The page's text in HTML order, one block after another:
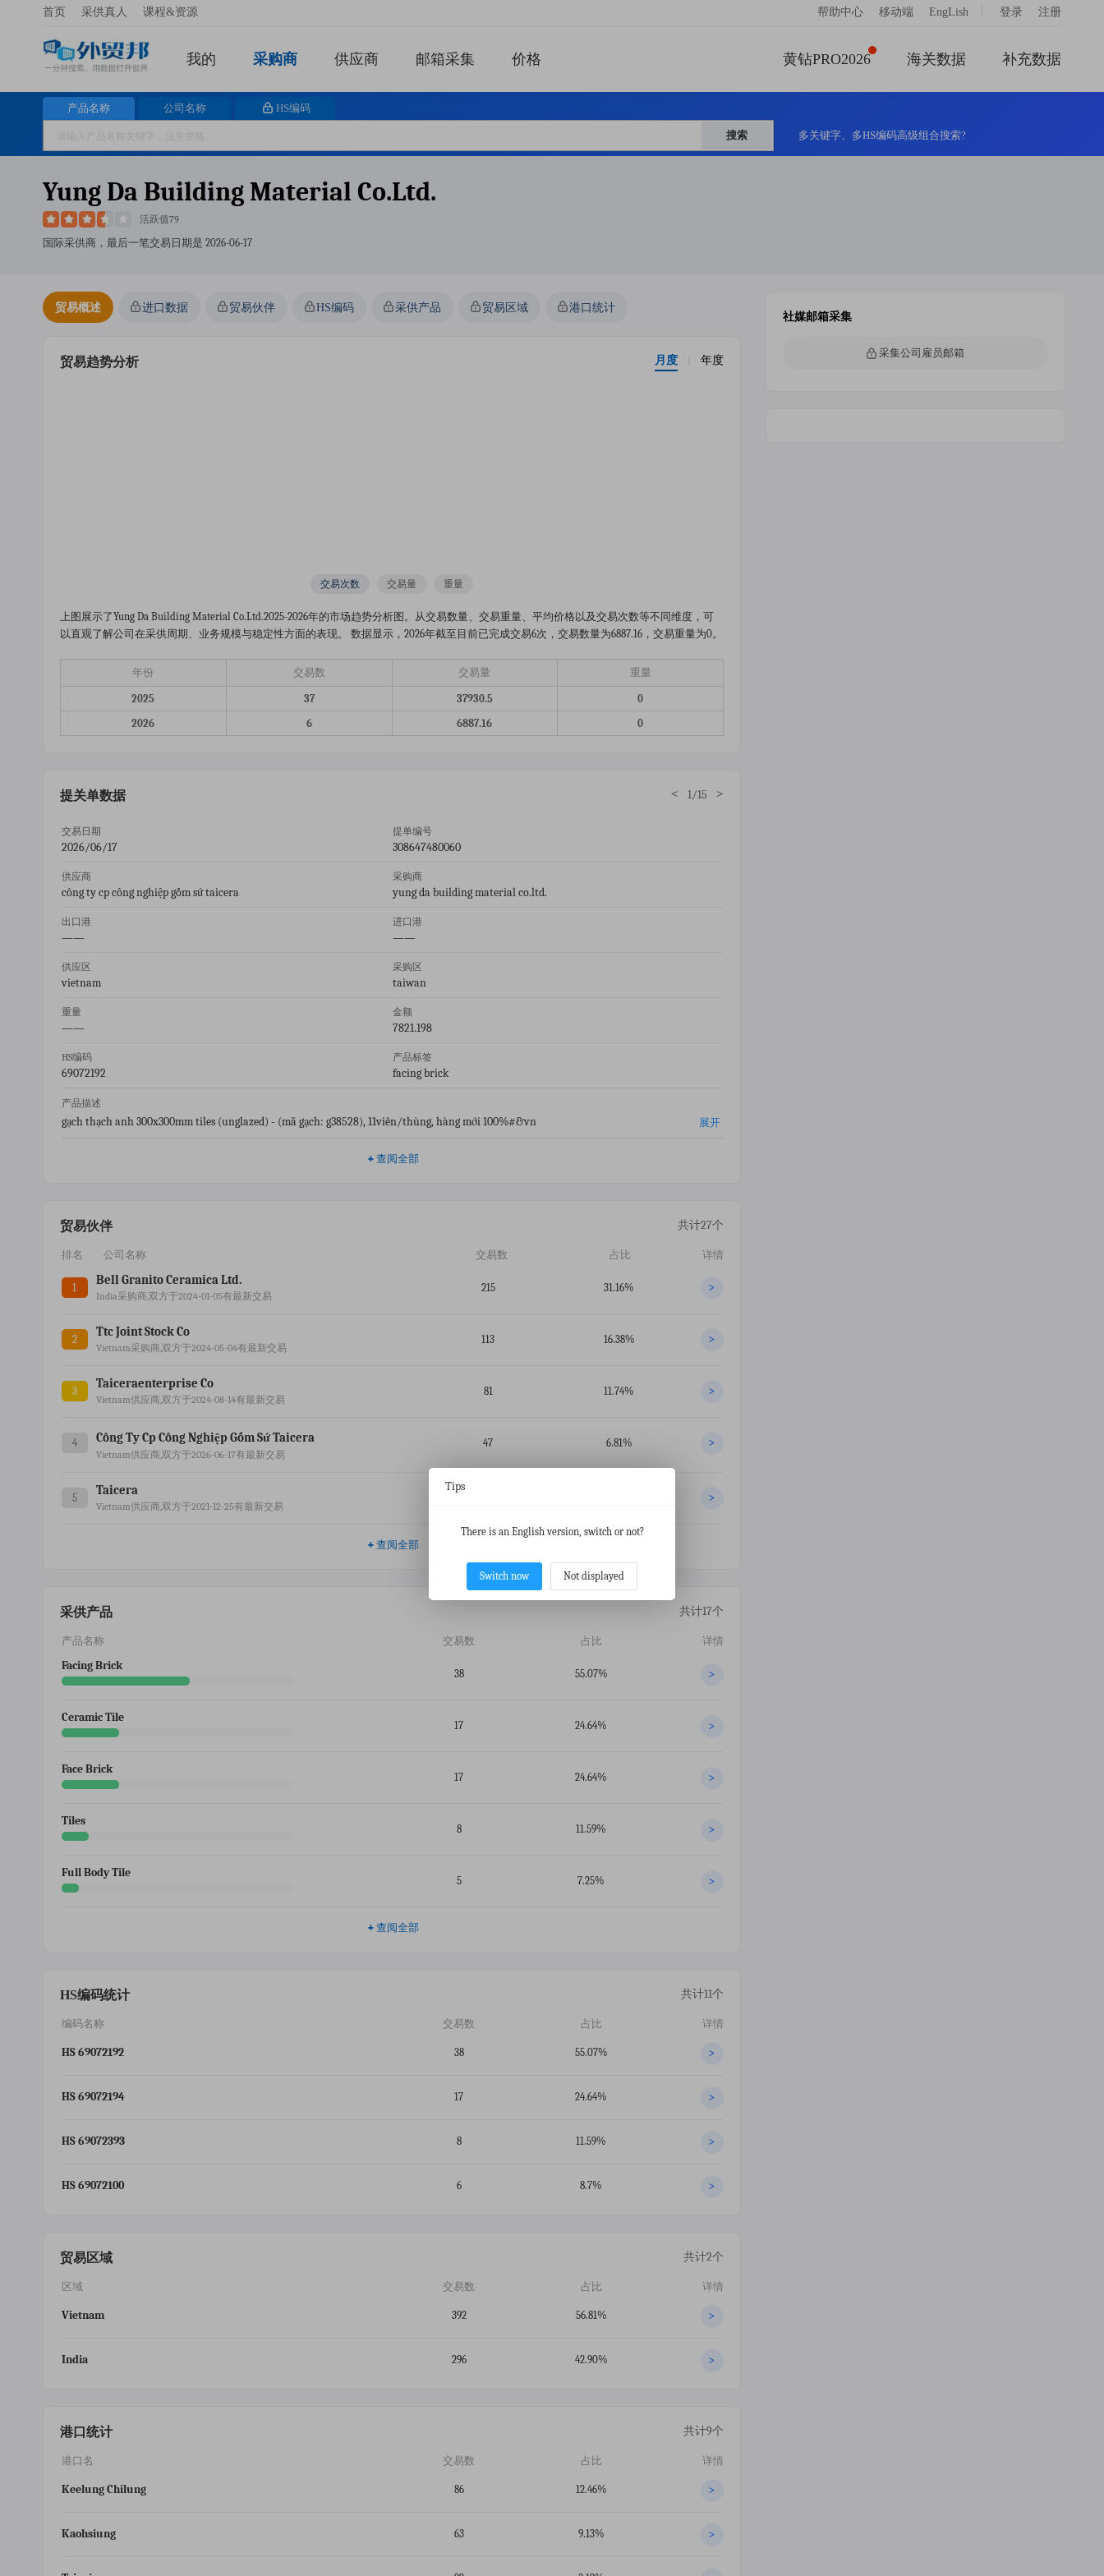
首页 采供真人 课程&资源 帮助中心 移动端 EngLish 登录 注册
我的 采购商 供应商 邮箱采集 价格 黄钻PRO2026 海关数据 补充数据
产品名称 公司名称 HS编码
搜索 多关键字、多HS编码高级组合搜索?
Yung Da Building Material Co.ltd.
活跃值79
国际采供商，最后一笔交易日期是 2026-06-17
贸易概述 进口数据 贸易伙伴 HS编码 采供产品 贸易区域 港口统计
贸易趋势分析 月度 年度
交易次数 交易量 重量
上图展示了yung Da Building Material Co.ltd.2025-2026年的市场趋势分析图。从交易数量、交易重量、平均价格以及交易次数等不同维度，可
以直观了解公司在采供周期、业务规模与稳定性方面的表现。 数据显示，2026年截至目前已完成交易6次，交易数量为6887.16，交易重量为0。
年份 交易数 交易量 重量
2025 37 37930.5
0
2026
6 6887.16 0
提关单数据 < 1/15 >
交易日期
2026/06/17
提单编号
308647480060
供应商
công ty cp công nghiệp gốm sứ taicera
采购商
yung da building material co.ltd.
出口港
——
进口港
——
供应区
vietnam
采购区
taiwan
重量
——
金额
7821.198
HS编码
69072192
产品标签
facing brick
产品描述
gạch thạch anh 300x300mm tiles (unglazed) - (mã gạch: g38528), 11viên/thùng, hàng mới 100%#&vn 展开
+ 查阅全部
贸易伙伴 共计27个
排名 公司名称 交易数 占比 详情
1
Bell Granito Ceramica Ltd.
India采购商,双方于2024-01-05有最新交易
215 31.16% >
2
Ttc Joint Stock Co
Vietnam采购商,双方于2024-05-04有最新交易
113 16.38% >
3
Taiceraenterprise Co
Vietnam供应商,双方于2024-08-14有最新交易
81 11.74% >
4 Công Ty Cp Công Nghiệp Gốm Sứ Taicera
Vietnam供应商,双方于2026-06-17有最新交易
47 6.81% >
5
Taicera
Vietnam供应商,双方于2021-12-25有最新交易
>
+ 查阅全部
采供产品 共计17个
产品名称 交易数 占比 详情
Facing Brick
38 55.07% >
Ceramic Tile
17 24.64% >
Face Brick
17 24.64% >
Tiles
8 11.59% >
Full Body Tile
5 7.25% >
+ 查阅全部
HS编码统计 共计11个
编码名称 交易数 占比 详情
HS 69072192 38 55.07% >
HS 69072194 17 24.64% >
HS 69072393 8 11.59% >
HS 69072100 6 8.7% >
贸易区域 共计2个
区域 交易数 占比 详情
Vietnam 392 56.81% >
India 296 42.90% >
港口统计 共计9个
港口名 交易数 占比 详情
Keelung Chilung 86 12.46% >
Kaohsiung 63 9.13% >
社媒邮箱采集
采集公司雇员邮箱
Tips
There is an English version, switch or not?
Switch now Not displayed